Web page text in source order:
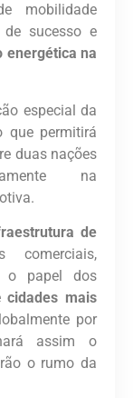
mobilidade
de sucesso e
energética na
especial da
que permitirá
duas nações
na
de
o papel dos
cidades mais
por
assim o
o rumo da